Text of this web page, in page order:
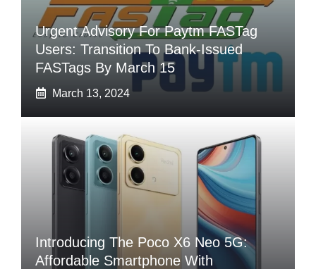
Urgent Advisory For Paytm FASTag
Users: Transition To Bank-Issued
FASTags By March 15
March 13, 2024
Introducing The Poco X6 Neo 5G:
Affordable Smartphone With